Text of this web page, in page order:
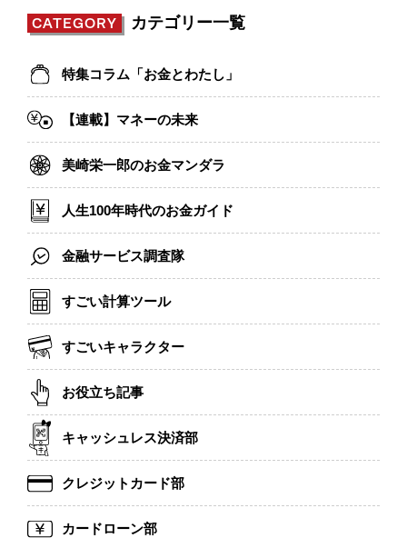
CATEGORY カテゴリー一覧
特集コラム「お金とわたし」
【連載】マネーの未来
美崎栄一郎のお金マンダラ
人生100年時代のお金ガイド
金融サービス調査隊
すごい計算ツール
すごいキャラクター
お役立ち記事
キャッシュレス決済部
クレジットカード部
カードローン部